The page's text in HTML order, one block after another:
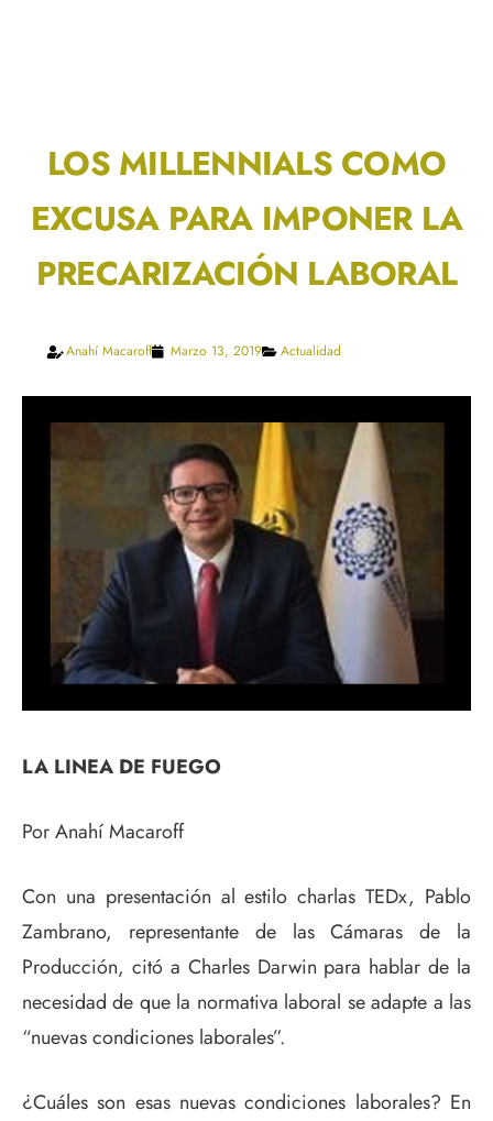
LOS MILLENNIALS COMO
EXCUSA PARA IMPONER LA
PRECARIZACIÓN LABORAL
Anahí Macaroff Marzo 13, 2019 Actualidad
LA LINEA DE FUEGO
Por Anahí Macaroff
Con una presentación al estilo charlas TEDx, Pablo
Zambrano, representante de las Cámaras de la
Producción, citó a Charles Darwin para hablar de la
necesidad de que la normativa laboral se adapte a las
“nuevas condiciones laborales”.
¿Cuáles son esas nuevas condiciones laborales? En